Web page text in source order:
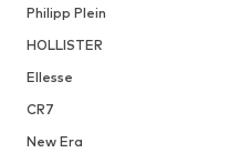
Philipp Plein
HOLLISTER
Ellesse
CR7
New Era